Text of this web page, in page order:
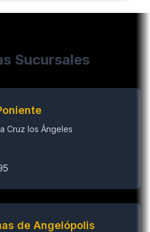
Sucursales
Cruz los Ángeles
de Angelópolis